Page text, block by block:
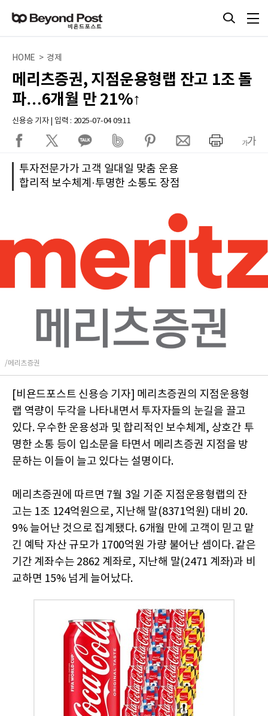
HOME > 경제
메리츠증권, 지점운용형랩 잔고 1조 돌
파…6개월 만 21%↑
신용승 기자 | 입력 : 2025-07-04 09:11
투자전문가가 고객 일대일 맞춤 운용
합리적 보수체계·투명한 소통도 장점
/메리츠증권
[비욘드포스트 신용승 기자] 메리츠증권의 지점운용형
랩 역량이 두각을 나타내면서 투자자들의 눈길을 끌고
있다. 우수한 운용성과 및 합리적인 보수체계, 상호간 투
명한 소통 등이 입소문을 타면서 메리츠증권 지점을 방
문하는 이들이 늘고 있다는 설명이다.
메리츠증권에 따르면 7월 3일 기준 지점운용형랩의 잔
고는 1조 124억원으로, 지난해 말(8371억원) 대비 20.
9% 늘어난 것으로 집계됐다. 6개월 만에 고객이 믿고 맡
긴 예탁 자산 규모가 1700억원 가량 불어난 셈이다. 같은
기간 계좌수는 2862 계좌로, 지난해 말(2471 계좌)과 비
교하면 15% 넘게 늘어났다.